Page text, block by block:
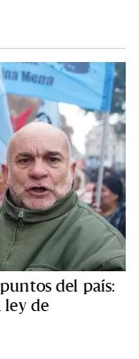
del país:
ley de